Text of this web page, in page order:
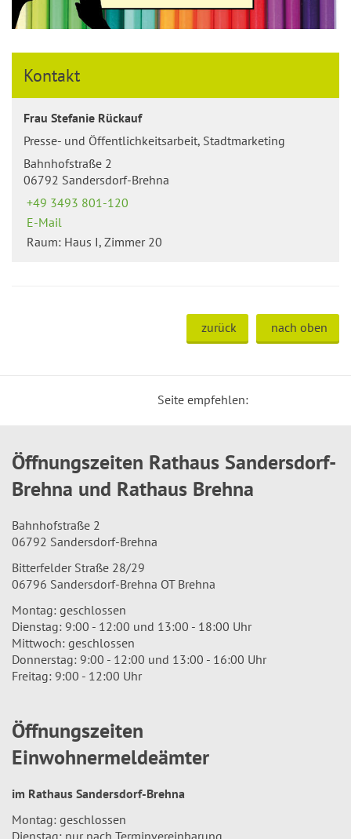
Kontakt
Frau Stefanie Rückauf
Presse- und Öffentlichkeitsarbeit, Stadtmarketing
Bahnhofstraße 2
06792 Sandersdorf-Brehna
+49 3493 801-120
E-Mail
Raum: Haus I, Zimmer 20
zurück nach oben
Seite empfehlen:
Öffnungszeiten Rathaus Sandersdorf-
Brehna und Rathaus Brehna
Bahnhofstraße 2
06792 Sandersdorf-Brehna
Bitterfelder Straße 28/29
06796 Sandersdorf-Brehna OT Brehna
Montag: geschlossen
Dienstag: 9:00 - 12:00 und 13:00 - 18:00 Uhr
Mittwoch: geschlossen
Donnerstag: 9:00 - 12:00 und 13:00 - 16:00 Uhr
Freitag: 9:00 - 12:00 Uhr
Öffnungszeiten
Einwohnermeldeämter
im Rathaus Sandersdorf-Brehna
Montag: geschlossen